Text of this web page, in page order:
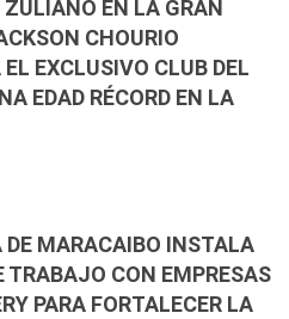
ZULIANO EN LA GRAN
CHOURIO
EXCLUSIVO CLUB DEL
EDAD RÉCORD EN LA
DE MARACAIBO INSTALA
TRABAJO CON EMPRESAS
PARA FORTALECER LA